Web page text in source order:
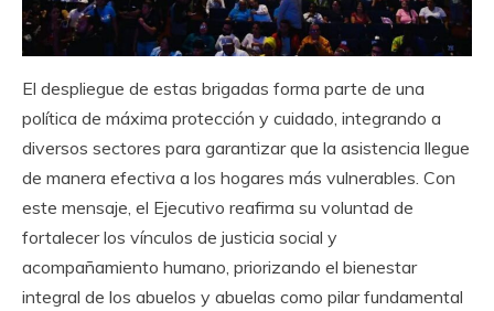
El despliegue de estas brigadas forma parte de una
política de máxima protección y cuidado, integrando a
diversos sectores para garantizar que la asistencia llegue
de manera efectiva a los hogares más vulnerables. Con
este mensaje, el Ejecutivo reafirma su voluntad de
fortalecer los vínculos de justicia social y
acompañamiento humano, priorizando el bienestar
integral de los abuelos y abuelas como pilar fundamental